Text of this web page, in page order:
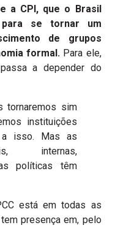
a CPI, que o Brasil
para se tornar um
de grupos
formal. Para ele,
a depender do
tornaremos sim
instituições
isso. Mas as
internas,
políticas têm
está em todas as
presença em, pelo